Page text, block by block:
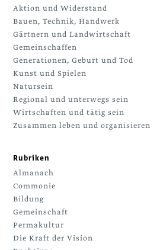
Aktion und Widerstand
Bauen, Technik, Handwerk
Gärtnern und Landwirtschaft
Gemeinschaffen
Generationen, Geburt und Tod
Kunst und Spielen
Natursein
Regional und unterwegs sein
Wirtschaften und tätig sein
Zusammen leben und organisieren
Rubriken
Almanach
Commonie
Bildung
Gemeinschaft
Permakultur
Die Kraft der Vision